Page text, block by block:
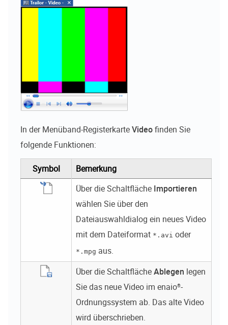
In der Menüband-RegisterkarteVideofinden Sie
folgende Funktionen:
Symbol
Bemerkung
Über die Schaltfläche Importieren
wählen Sie über den
Dateiauswahldialog ein neues Video
mit dem Dateiformat *.avi oder
*.mpg aus.
Über die SchaltflächeAblegen legen
Sie das neue Video im enaio®-
Ordnungssystem ab. Das alte Video
wird überschrieben.